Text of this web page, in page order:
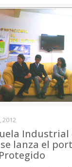
2012
Industrial
lanza el